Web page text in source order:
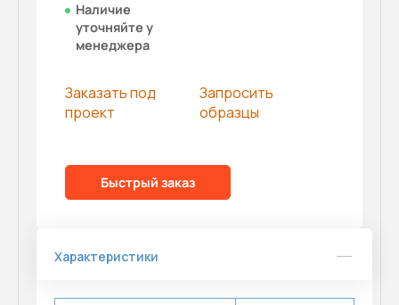
Наличие
уточняйте у
менеджера
Заказать под
проект
Запросить
образцы
Быстрый заказ
Характеристики